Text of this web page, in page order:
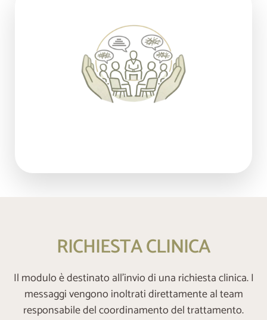
RICHIESTA CLINICA
Il modulo è destinato all’invio di una richiesta clinica. I
messaggi vengono inoltrati direttamente al team
responsabile del coordinamento del trattamento.